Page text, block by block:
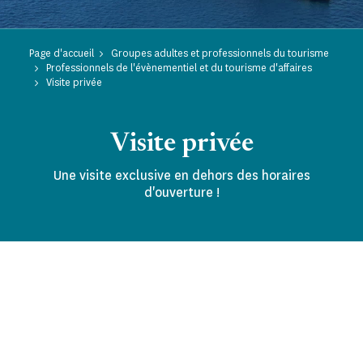
Page d'accueil
Groupes adultes et professionnels du tourisme
Professionnels de l'évènementiel et du tourisme d'affaires
Visite privée
Visite privée
Une visite exclusive en dehors des horaires
d'ouverture !